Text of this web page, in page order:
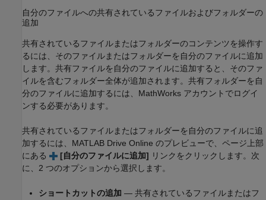
自分のファイルへの共有されているファイルおよびフォルダーの
追加
共有されているファイルまたはフォルダーのコンテンツを操作す
るには、そのファイルまたはフォルダーを自分のファイルに追加
します。共有ファイルを自分のファイルに追加すると、そのファ
イルを含むフォルダー全体が追加されます。共有フォルダーを自
分のファイルに追加するには、MathWorks アカウントでログイ
ンする必要があります。
共有されているファイルまたはフォルダーを自分のファイルに追
加するには、 MATLAB Drive Online のプレビューで、ページ上部
にある
[自分のファイルに追加] リンクをクリックします。次
に、2 つのオプションから選択します。
ショートカットの追加 — 共有されているファイルまたはフ